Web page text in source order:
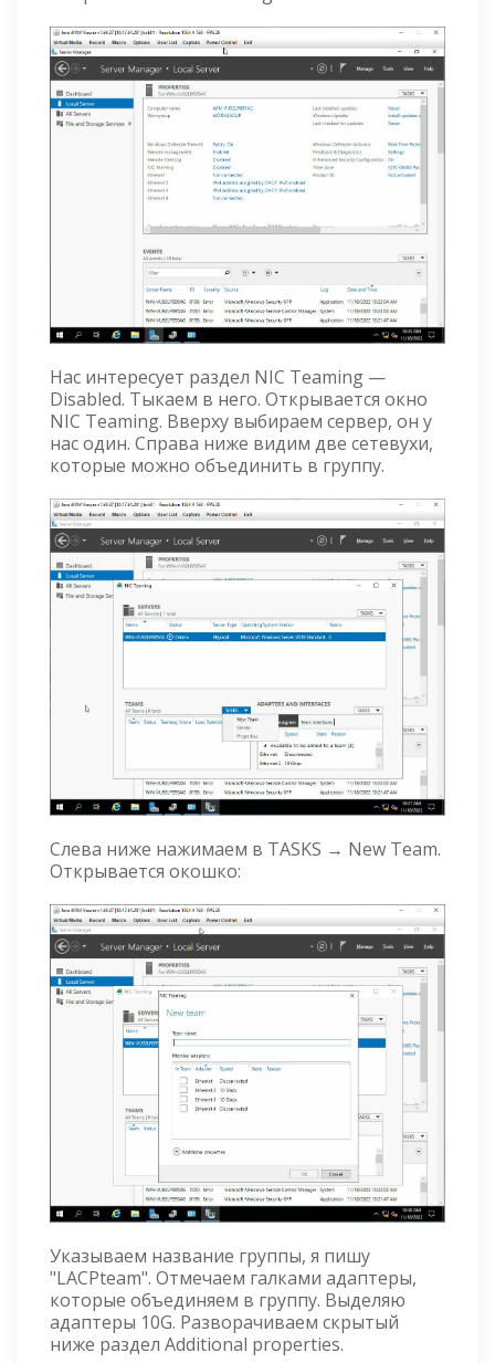
Нас интересует раздел NIC Teaming —
Disabled. Тыкаем в него. Открывается окно
NIC Teaming. Вверху выбираем сервер, он у
нас один. Справа ниже видим две сетевухи,
которые можно объединить в группу.
Слева ниже нажимаем в TASKS → New Team.
Открывается окошко:
Указываем название группы, я пишу
"LACPteam". Отмечаем галками адаптеры,
которые объединяем в группу. Выделяю
адаптеры 10G. Разворачиваем скрытый
ниже раздел Additional properties.